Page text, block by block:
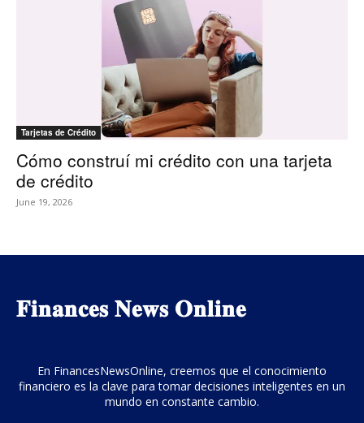
Tarjetas de Crédito
Cómo construí mi crédito con una tarjeta
de crédito
June 19, 2026
𝐅𝐢𝐧𝐚𝐧𝐜𝐞𝐬 𝐍𝐞𝐰𝐬 𝐎𝐧𝐥𝐢𝐧𝐞
En FinancesNewsOnline, creemos que el conocimiento
financiero es la clave para tomar decisiones inteligentes en un
mundo en constante cambio.